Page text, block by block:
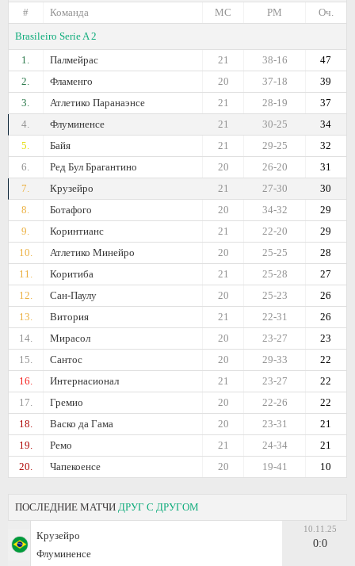
# Команда Оч.
РМ
МС
Brasileiro Serie A 2
1.
Палмейрас 47
38-16
21
2.
Фламенго 39
37-18
20
3.
Атлетико Паранаэнсе 37
28-19
21
4.
Флуминенсе 34
30-25
21
5.
Байя 32
29-25
21
6.
Ред Бул Брагантино 31
26-20
20
7.
Крузейро 30
27-30
21
8.
Ботафого 29
34-32
20
9.
Коринтианс 29
22-20
21
10.
Атлетико Минейро 28
25-25
20
11.
Коритиба 27
25-28
21
12.
Сан-Паулу 26
25-23
20
13.
Витория 26
22-31
21
14.
Мирасол 23
23-27
20
15.
Сантос 22
29-33
20
16.
Интернасионал 22
23-27
21
17.
Гремио 22
22-26
20
18.
Васко да Гама 21
23-31
20
19.
Ремо 21
24-34
21
20.
Чапекоенсе 10
19-41
20
ПОСЛЕДНИЕ МАТЧИ ДРУГ С ДРУГОМ
Крузейро
Флуминенсе
10.11.25
0:0